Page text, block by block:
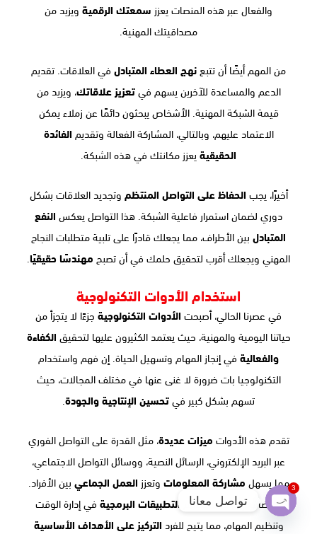
والفعال عبر هذه المنصات يعزز سمعتك الرقمية ويزيد من
مصداقيتك المهنية.
من المهم أيضًا أن تتبع نهج العطاء المتبادل في العلاقات. تقديم
الدعم والمساعدة للآخرين يسهم فيتعزيز علاقاتك، ويزيد من
قيمة الشبكة المهنية. الأشخاص يبحثون دائمًا عن زملاء يمكن
الاعتماد عليهم، وبالتالي، المشاركة الفعالة وتقديم الفائدة
الحقيقية يعزز مكانتك في هذه الشبكة.
أخيرًا، يجب الحفاظ على التواصل المنتظم وتجديد العلاقات بشكل
دوري لضمان استمرار فاعلية الشبكة. هذا التواصل يعكس النفع
المتبادل بين الأطراف، مما يجعلك قادرًا على تلبية متطلبات النجاح
المهني ويجعلك أقرب لتحقيق حلمك في أن تصبح مهندسًا حقيقيًا
استخدام الأدوات التكنولوجية
في عصرنا الحالي، أصبحت الأدوات التكنولوجية جزءًا لا يتجزأ من
حياتنا اليومية والمهنية، حيث يعتمد الكثيرون عليها لتحقيق الكفاءة
والفعالية في إنجاز المهام وتسهيل الحياة. إن فهم واستخدام
التكنولوجيا بات ضرورة لا غنى عنها في مختلف المجالات، حيث
تسهم بشكل كبير فيتحسين الإنتاجية والجودة.
تقدم هذه الأدوات ميزات عديدة، مثل القدرة على التواصل الفوري
عبر البريد الإلكتروني، الرسائل النصية، ووسائل التواصل الاجتماعي،
مما يسهل مشاركة المعلومات وتعزز العمل الجماعي بين الأفراد.
بالإضافة إلى ذلك، تسهم التطبيقات البرمجية في إدارة الوقت
وتنظيم المهام، مما يتيح للفرد التركيز على الأهداف الأساسية
تواصل معانا
Open
chaty
3